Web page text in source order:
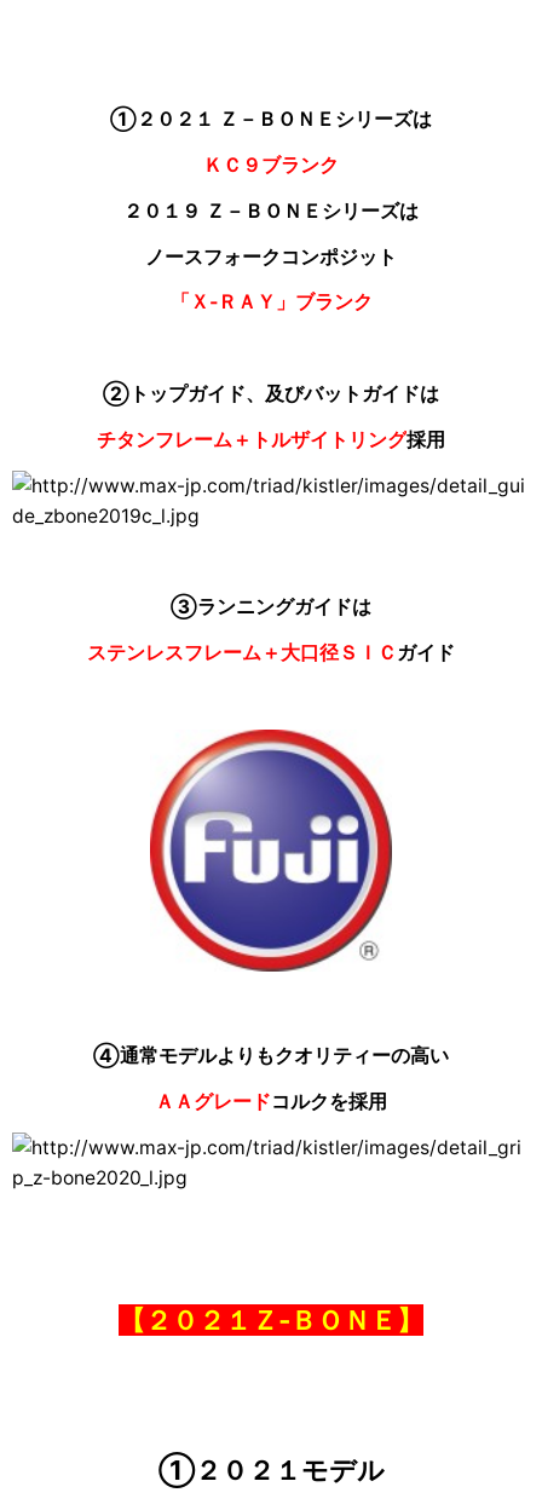
①２０２１ Ｚ－ＢＯＮＥシリーズは
ＫＣ９ブランク
２０１９ Ｚ－ＢＯＮＥシリーズは
ノースフォークコンポジット
「Ｘ‐ＲＡＹ」ブランク
②トップガイド、及びバットガイドは
チタンフレーム＋トルザイトリング採用
③ランニングガイドは
ステンレスフレーム＋大口径ＳＩＣ ガイド
④通常モデルよりもクオリティーの高い
ＡＡグレードコルクを採用
【２０２１Ｚ‐ＢＯＮＥ】
①２０２１モデル